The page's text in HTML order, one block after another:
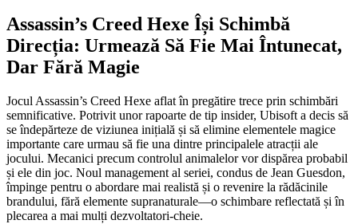
Assassin’s Creed Hexe Își Schimbă
Direcția: Urmează Să Fie Mai Întunecat,
Dar Fără Magie
Jocul Assassin’s Creed Hexe aflat în pregătire trece prin schimbări
semnificative. Potrivit unor rapoarte de tip insider, Ubisoft a decis să
se îndepărteze de viziunea inițială și să elimine elementele magice
importante care urmau să fie una dintre principalele atracții ale
jocului. Mecanici precum controlul animalelor vor dispărea probabil
și ele din joc. Noul management al seriei, condus de Jean Guesdon,
împinge pentru o abordare mai realistă și o revenire la rădăcinile
brandului, fără elemente supranaturale—o schimbare reflectată și în
plecarea a mai mulți dezvoltatori-cheie.